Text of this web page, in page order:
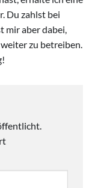
Du zahlst bei
mir aber dabei,
zu betreiben.